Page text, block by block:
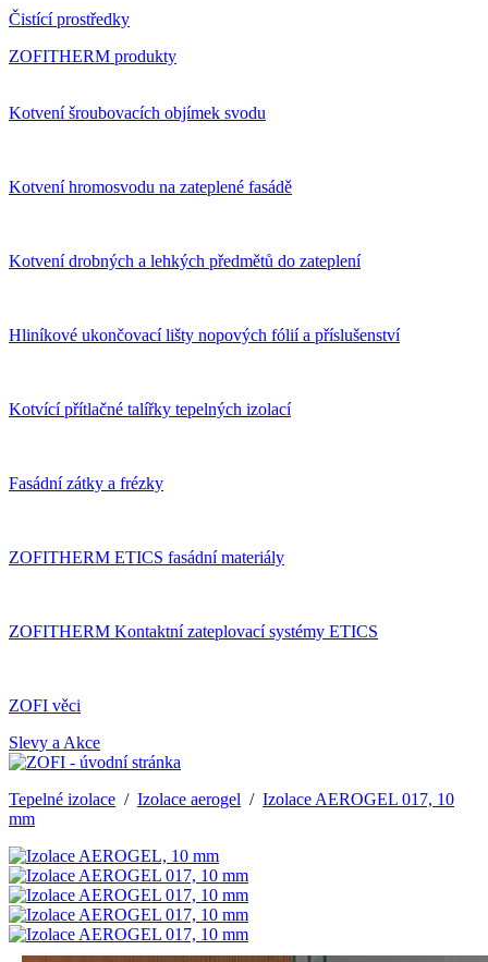
Čistící prostředky
ZOFITHERM produkty
Kotvení šroubovacích objímek svodu
Kotvení hromosvodu na zateplené fasádě
Kotvení drobných a lehkých předmětů do zateplení
Hliníkové ukončovací lišty nopových fólií a příslušenství
Kotvící přítlačné talířky tepelných izolací
Fasádní zátky a frézky
ZOFITHERM ETICS fasádní materiály
ZOFITHERM Kontaktní zateplovací systémy ETICS
ZOFI věci
Slevy a Akce
Tepelné izolace / Izolace aerogel / Izolace AEROGEL 017, 10
mm